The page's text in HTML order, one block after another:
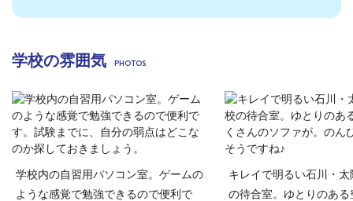
学校の雰囲気
学校内の自習用パソコン室。ゲームの
ような感覚で勉強できるので便利で
キレイで明るい石川・
の待合室。ゆとりのあ